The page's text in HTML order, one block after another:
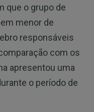
que o grupo de
menor de
responsáveis
com os
apresentou uma
o período de